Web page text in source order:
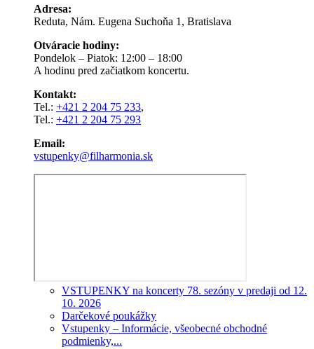
Adresa:
Reduta, Nám. Eugena Suchoňa 1, Bratislava
Otváracie hodiny:
Pondelok – Piatok: 12:00 – 18:00
A hodinu pred začiatkom koncertu.
Kontakt:
Tel.: +421 2 204 75 233,
Tel.: +421 2 204 75 293
Email:
vstupenky@filharmonia.sk
VSTUPENKY na koncerty 78. sezóny v predaji od 12.
10. 2026
Darčekové poukážky
Vstupenky – Informácie, všeobecné obchodné
podmienky,...